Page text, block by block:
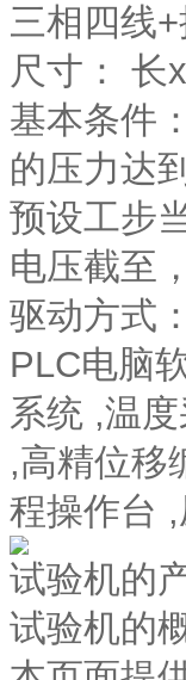
三相四线
尺寸： 长
基本条件
的压力达
预设工步
电压截至
驱动方式
PLC电脑
系统 ,温
,高精位移
程操作台
试验机的
试验机的